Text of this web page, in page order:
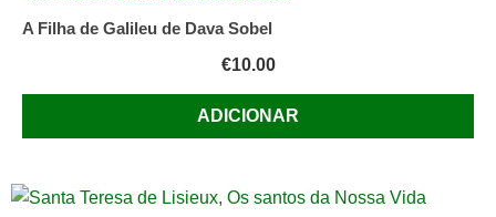
A Filha de Galileu de Dava Sobel
€10.00
ADICIONAR